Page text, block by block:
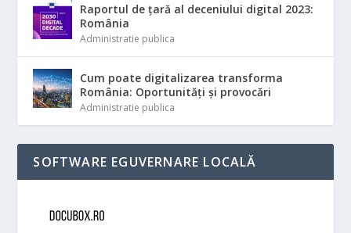
Raportul de țară al deceniului digital 2023:
România
Administratie publica
Cum poate digitalizarea transforma
România: Oportunități și provocări
Administratie publica
SOFTWARE EGUVERNARE LOCALĂ